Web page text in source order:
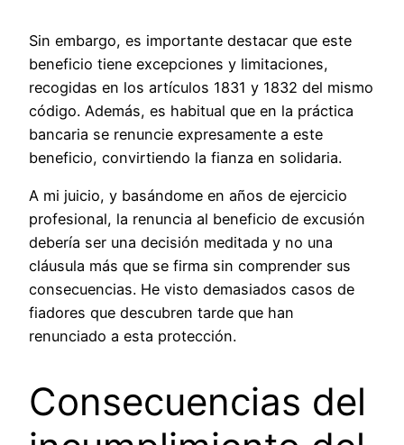
Sin embargo, es importante destacar que este
beneficio tiene excepciones y limitaciones,
recogidas en los artículos 1831 y 1832 del mismo
código. Además, es habitual que en la práctica
bancaria se renuncie expresamente a este
beneficio, convirtiendo la fianza en solidaria.
A mi juicio, y basándome en años de ejercicio
profesional, la renuncia al beneficio de excusión
debería ser una decisión meditada y no una
cláusula más que se firma sin comprender sus
consecuencias. He visto demasiados casos de
fiadores que descubren tarde que han
renunciado a esta protección.
Consecuencias del